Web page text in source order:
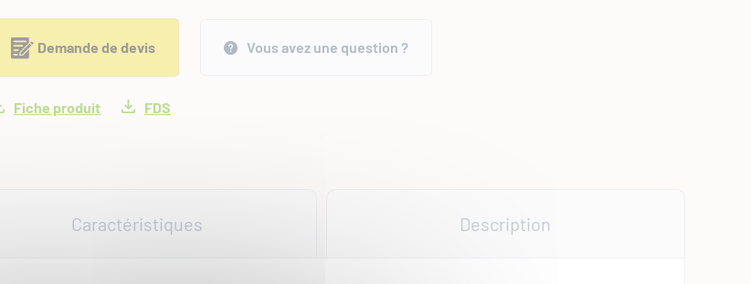
Demande de devis Vous avez une question ?
Fiche produit FDS
Caractéristiques Description